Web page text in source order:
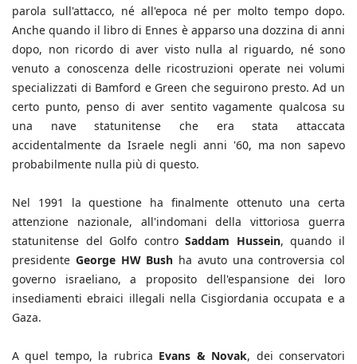
parola sull'attacco, né all'epoca né per molto tempo dopo.
Anche quando il libro di Ennes è apparso una dozzina di anni
dopo, non ricordo di aver visto nulla al riguardo, né sono
venuto a conoscenza delle ricostruzioni operate nei volumi
specializzati di Bamford e Green che seguirono presto. Ad un
certo punto, penso di aver sentito vagamente qualcosa su
una nave statunitense che era stata attaccata
accidentalmente da Israele negli anni '60, ma non sapevo
probabilmente nulla più di questo.
Nel 1991 la questione ha finalmente ottenuto una certa
attenzione nazionale, all'indomani della vittoriosa guerra
statunitense del Golfo controSaddam Hussein, quando il
presidente George HW Bush ha avuto una controversia col
governo israeliano, a proposito dell'espansione dei loro
insediamenti ebraici illegali nella Cisgiordania occupata e a
Gaza.
A quel tempo, la rubrica Evans & Novak, dei conservatori